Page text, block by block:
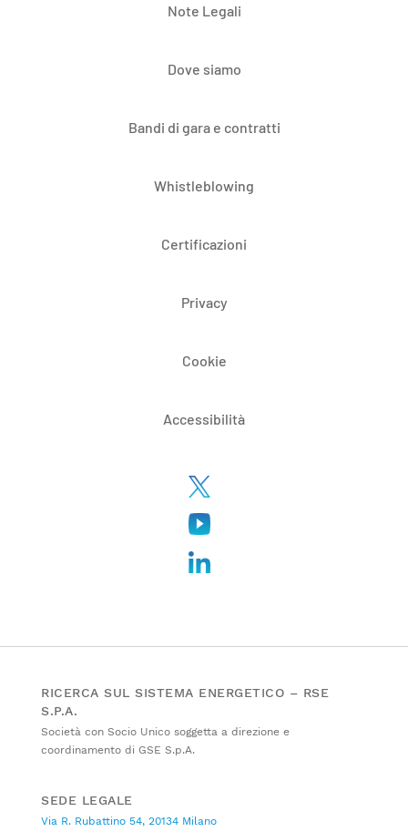
Note Legali
Dove siamo
Bandi di gara e contratti
Whistleblowing
Certificazioni
Privacy
Cookie
Accessibilità
RICERCA SUL SISTEMA ENERGETICO – RSE
S.P.A.
Società con Socio Unico soggetta a direzione e
coordinamento di GSE S.p.A.
SEDE LEGALE
Via R. Rubattino 54, 20134 Milano